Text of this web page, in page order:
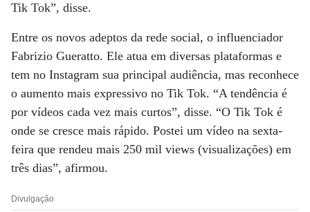
Tik Tok”, disse.
Entre os novos adeptos da rede social, o influenciador
Fabrizio Gueratto. Ele atua em diversas plataformas e
tem no Instagram sua principal audiência, mas reconhece
o aumento mais expressivo no Tik Tok. “A tendência é
por vídeos cada vez mais curtos”, disse. “O Tik Tok é
onde se cresce mais rápido. Postei um vídeo na sexta-
feira que rendeu mais 250 mil views (visualizações) em
três dias”, afirmou.
Divulgação